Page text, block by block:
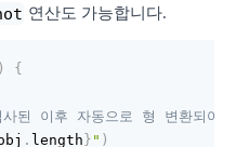
연산도 가능합니다.
)
{
이후 자동으로 형 변환되어
. length } " )